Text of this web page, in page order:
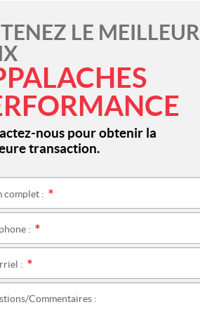
LE MEILLEUR
nous pour obtenir la
transaction.
complet :
:
:
Commentaires :